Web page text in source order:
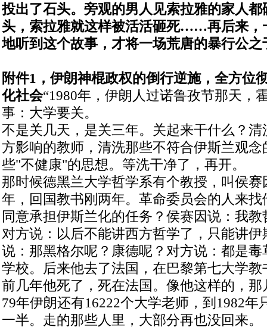
投出了石头。 旁观的男人见索拉雅的家人
头，索拉雅就这样被活活砸死……再后来，
地听到这个故事，才将一场荒唐的暴行公
附件1 ，伊朗神棍政权的倒行逆施，全方位
化社会“1980年，伊朗人过诺鲁孜节那天，
事：大学要关。
不是关几天，是关三年。关起来干什么？
方影响的教师，清洗那些不符合伊斯兰观
些"不健康"的思想。等洗干净了，再开。
那时候德黑兰大学哲学系有个教授，叫侯
年，回国教书刚两年。革命委员会的人来
同意承担伊斯兰化的任务？侯赛因说：我
对方说：以后不能讲西方哲学了，只能讲
说：那黑格尔呢？康德呢？对方说：都是
学校。后来他去了法国，在巴黎第七大学
前几年他死了，死在法国。像他这样的，
79年伊朗还有16222个大学老师，到1982年
一半。走的那些人里，大部分再也没回来。